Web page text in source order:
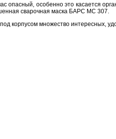
опасный, особенно это касается
сварочная маска БАРС МС 307.
корпусом множество интересных,